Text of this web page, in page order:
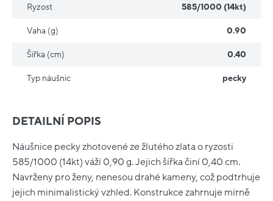
DETAILNÍ POPIS
Náušnice pecky zhotovené ze žlutého zlata o ryzosti
585/1000 (14kt) váží 0,90 g. Jejich šířka činí 0,40 cm.
Navrženy pro ženy, nenesou drahé kameny, což podtrhuje
jejich minimalistický vzhled. Konstrukce zahrnuje mírně
Ryzost 585/1000 (14kt)
Vaha (g) 0.90
Šířka (cm) 0.40
Typ náušnic pecky